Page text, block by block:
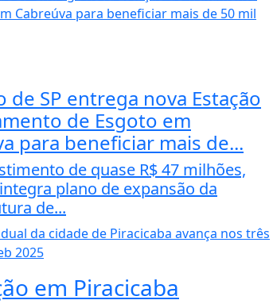
de SP entrega nova Estação
de Esgoto em
para beneficiar mais de...
de quase R$ 47 milhões,
plano de expansão da
de...
em Piracicaba